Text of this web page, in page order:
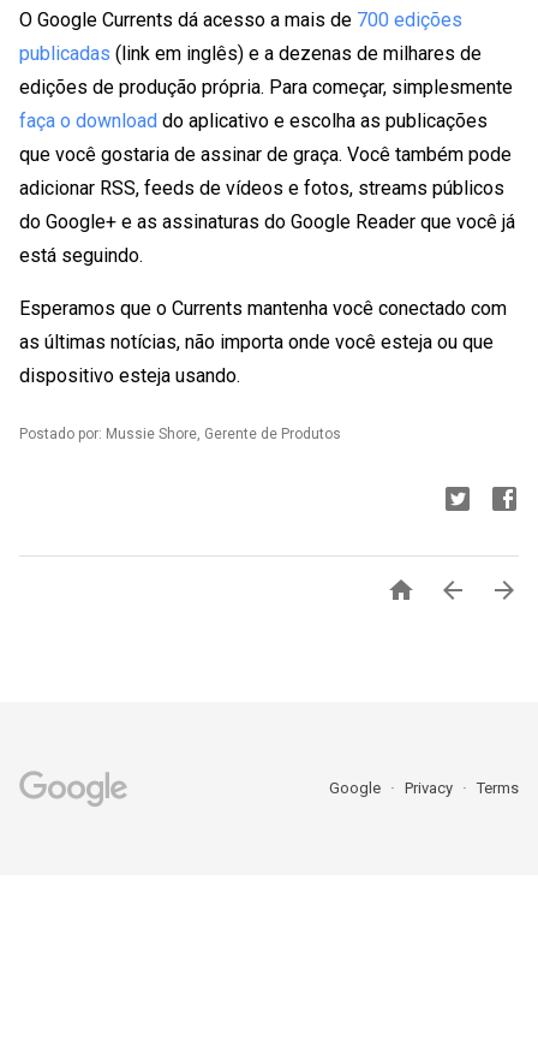
O Google Currents dá acesso a mais de 700 edições
publicadas (link em inglês) e a dezenas de milhares de
edições de produção própria. Para começar, simplesmente
faça o download do aplicativo e escolha as publicações
que você gostaria de assinar de graça. Você também pode
adicionar RSS, feeds de vídeos e fotos, streams públicos
do Google+ e as assinaturas do Google Reader que você já
está seguindo.
Esperamos que o Currents mantenha você conectado com
as últimas notícias, não importa onde você esteja ou que
dispositivo esteja usando.
Postado por: Mussie Shore, Gerente de Produtos
  
Google Privacy Terms